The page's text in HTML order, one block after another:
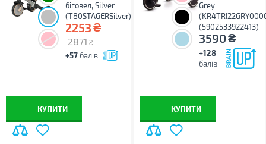
біговел, Silver
(T80STAGERSilver)
2253₴
2871 ₴
+57 балів
КУПИТИ
Grey
(5902533922413)
3590₴
+128
балів
КУПИТИ